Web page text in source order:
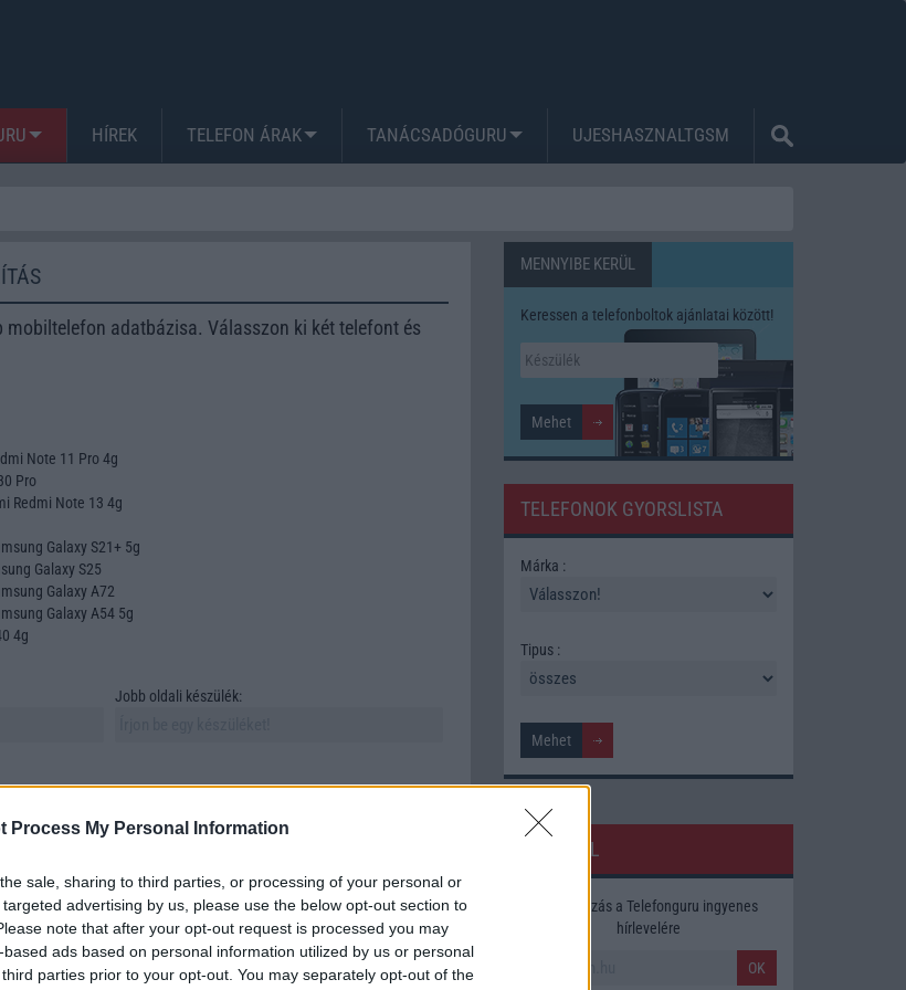
Process My Personal Information
sale, sharing to third parties, or processing of your personal or
advertising by us, please use the below opt-out section to
note that after your opt-out request is processed you may
ads based on personal information utilized by us or personal
parties prior to your opt-out. You may separately opt-out of the
HÍREK TELEFON ÁRAK TANÁCSADÓGURU UJESHASZNALTGSM
mobiltelefon adatbázisa. Válasszon ki két telefont és
Note 11 Pro 4g
Pro
Redmi Note 13 4g
Galaxy S21+ 5g
Galaxy S25
Galaxy A72
Galaxy A54 5g
4g
Jobb oldali készülék:
az egyik legfontosabb feladat azok számára, akik új
sokfélesége azonban számos szempontot vonz magára,
Ebben a cikkben összehasonlítunk két szabadon választott
az elemeket, amelyek a döntésünket meghatározzák.
MENNYIBE KERÜL
Keressen a telefonboltok ajánlatai között!
TELEFONOK GYORSLISTA
Márka :
Tipus :
HÍRLEVÉL
Feliratkozás a Telefonguru ingyenes
hírlevelére
OK